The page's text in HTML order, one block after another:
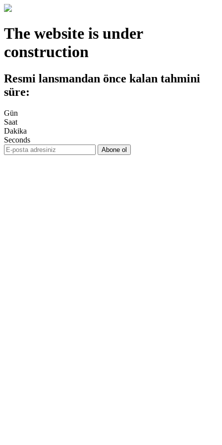
The website is under
construction
Resmi lansmandan önce kalan tahmini
süre:
Gün
Saat
Dakika
Seconds